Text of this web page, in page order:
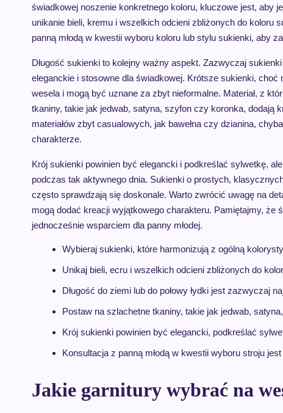
świadkowej noszenie konkretnego koloru, kluczowe jest, aby
unikanie bieli, kremu i wszelkich odcieni zbliżonych do koloru
panną młodą w kwestii wyboru koloru lub stylu sukienki, aby
Długość sukienki to kolejny ważny aspekt. Zazwyczaj
eleganckie i stosowne dla świadkowej. Krótsze sukienki,
wesela i mogą być uznane za zbyt nieformalne. Materiał, z
tkaniny, takie jak jedwab, satyna, szyfon czy koronka, dodają
materiałów zbyt casualowych, jak bawełna czy dzianina,
charakterze.
Krój sukienki powinien być elegancki i podkreślać sylwetkę,
podczas tak aktywnego dnia. Sukienki o prostych,
często sprawdzają się doskonale. Warto zwrócić uwagę na
mogą dodać kreacji wyjątkowego charakteru. Pamiętajmy,
jednocześnie wsparciem dla panny młodej.
Wybieraj sukienki, które harmonizują z ogólną
Unikaj bieli, ecru i wszelkich odcieni zbliżonych do
Długość do ziemi lub do połowy łydki jest zazwyczaj
Postaw na szlachetne tkaniny, takie jak jedwab,
Krój sukienki powinien być elegancki, podkreślać
Konsultacja z panną młodą w kwestii wyboru stroju
Jakie garnitury wybrać na